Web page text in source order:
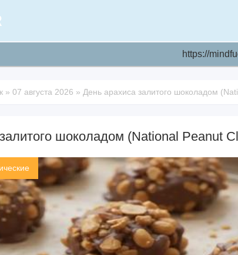
https://
» 07 августа 2026 » День арахиса залитого шоколадом
шоколадом (National Peanut